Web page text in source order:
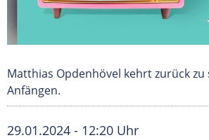
Matthias Opdenhövel kehrt zurück zu
Anfängen.
29.01.2024 - 12:20 Uhr